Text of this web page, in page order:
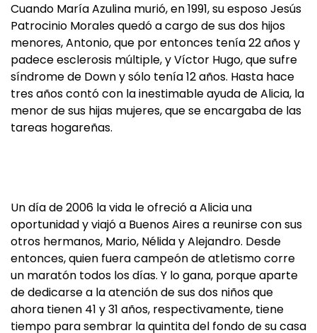
Cuando María Azulina murió, en 1991, su esposo Jesús
Patrocinio Morales quedó a cargo de sus dos hijos
menores, Antonio, que por entonces tenía 22 años y
padece esclerosis múltiple, y Víctor Hugo, que sufre
síndrome de Down y sólo tenía 12 años. Hasta hace
tres años contó con la inestimable ayuda de Alicia, la
menor de sus hijas mujeres, que se encargaba de las
tareas hogareñas.
Un día de 2006 la vida le ofreció a Alicia una
oportunidad y viajó a Buenos Aires a reunirse con sus
otros hermanos, Mario, Nélida y Alejandro. Desde
entonces, quien fuera campeón de atletismo corre
un maratón todos los días. Y lo gana, porque aparte
de dedicarse a la atención de sus dos niños que
ahora tienen 41 y 31 años, respectivamente, tiene
tiempo para sembrar la quintita del fondo de su casa